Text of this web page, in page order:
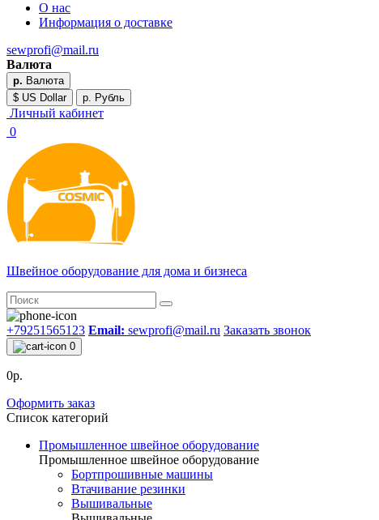
О нас
Информация о доставке
sewprofi@mail.ru
Валюта
р. Валюта
$ US Dollar
р. Рубль
Личный кабинет
0
Швейное оборудование для дома и бизнеса
+79251565123 Email: sewprofi@mail.ru Заказать звонок
0
0р.
Оформить заказ
Список категорий
Промышленное швейное оборудование
Промышленное швейное оборудование
Бортпрошивные машины
Втачивание резинки
Вышивальные